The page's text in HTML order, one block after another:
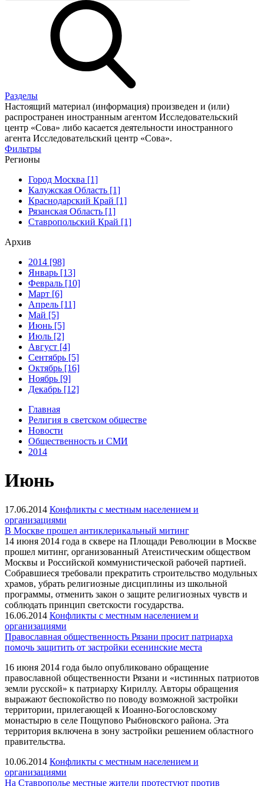
Разделы
Настоящий материал (информация) произведен и (или)
распространен иностранным агентом Исследовательский
центр «Сова» либо касается деятельности иностранного
агента Исследовательский центр «Сова».
Фильтры
Регионы
Город Москва [1]
Калужская Область [1]
Краснодарский Край [1]
Рязанская Область [1]
Ставропольский Край [1]
Архив
2014 [98]
Январь [13]
Февраль [10]
Март [6]
Апрель [11]
Май [5]
Июнь [5]
Июль [2]
Август [4]
Сентябрь [5]
Октябрь [16]
Ноябрь [9]
Декабрь [12]
Главная
Религия в светском обществе
Новости
Общественность и СМИ
2014
Июнь
17.06.2014 Конфликты с местным населением и
организациями
В Москве прошел антиклерикальный митинг
14 июня 2014 года в сквере на Площади Революции в Москве
прошел митинг, организованный Атеистическим обществом
Москвы и Российской коммунистической рабочей партией.
Собравшиеся требовали прекратить строительство модульных
храмов, убрать религиозные дисциплины из школьной
программы, отменить закон о защите религиозных чувств и
соблюдать принцип светскости государства.
16.06.2014 Конфликты с местным населением и
организациями
Православная общественность Рязани просит патриарха
помочь защитить от застройки есенинские места
16 июня 2014 года было опубликовано обращение
православной общественности Рязани и «истинных патриотов
земли русской» к патриарху Кириллу. Авторы обращения
выражают беспокойство по поводу возможной застройки
территории, прилегающей к Иоанно-Богословскому
монастырю в селе Пощупово Рыбновского района. Эта
территория включена в зону застройки решением областного
правительства.
10.06.2014 Конфликты с местным населением и
организациями
На Ставрополье местные жители протестуют против